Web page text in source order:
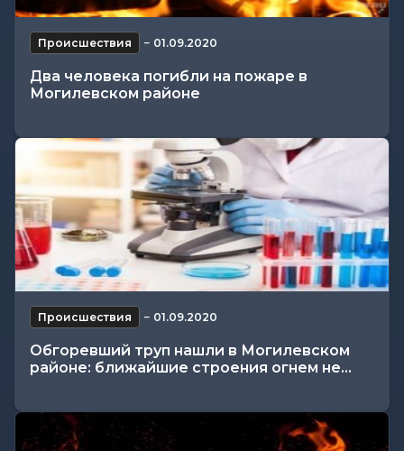
Происшествия − 01.09.2020
Два человека погибли на пожаре в
Могилевском районе
Происшествия − 01.09.2020
Обгоревший труп нашли в Могилевском
районе: ближайшие строения огнем не...